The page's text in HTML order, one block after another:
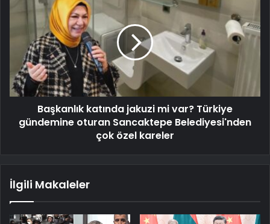
Başkanlık katında jakuzi mi var? Türkiye
gündemine oturan Sancaktepe Belediyesi'nden
çok özel kareler
İlgili Makaleler